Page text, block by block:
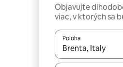
Objavujte
viac, v ktorých sa
Poloha
Keď budú